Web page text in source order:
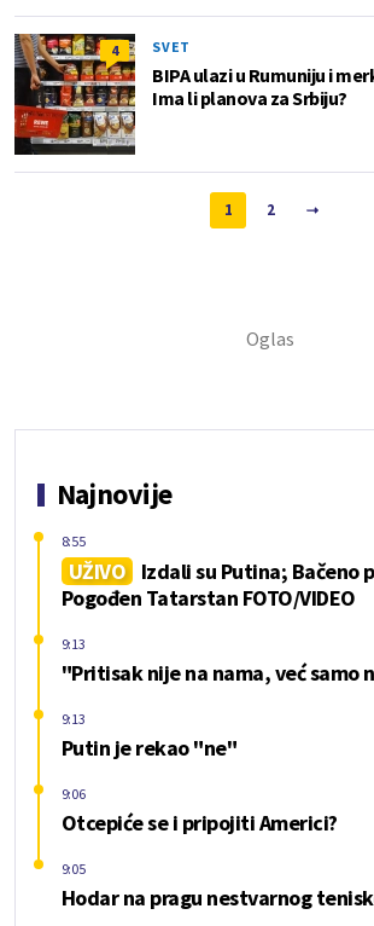
4 SVET
BIPA ulazi u Rumuniju i
Ima li planova za Srbiju?
1 2
Najnovije
UŽIVO
Izdali su Putina; Bačeno
Pogođen Tatarstan FOTO/VIDEO
8:55
"Pritisak nije na nama, već samo
9:13
Putin je rekao "ne"
9:13
Otcepiće se i pripojiti Americi?
9:06
Hodar na pragu nestvarnog
9:05